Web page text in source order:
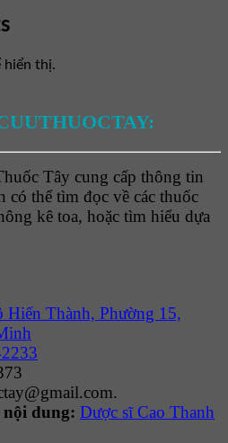
hiển thị.
Tây cung cấp thông tin
có thể tìm đọc về các thuốc
kê toa, hoặc tìm hiểu dựa
Hiến Thành, Phường 15,
dung: Dược sĩ Cao Thanh